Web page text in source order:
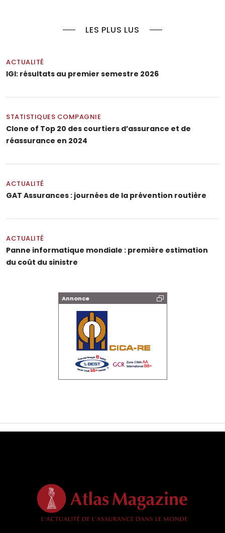
LES PLUS LUS
ACTUALITÉ
IGI: résultats au premier semestre 2026
STATISTIQUES COMPAGNIE
Clone of Top 20 des courtiers d’assurance et de
réassurance en 2024
ACTUALITÉ
GAT Assurances : journées de la prévention routière
ACTUALITÉ
Panne informatique mondiale : première estimation
du coût du sinistre
Annonce